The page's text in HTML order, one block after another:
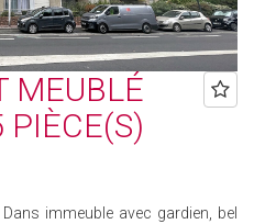
MEUBLÉ
PIÈCE(S)
immeuble avec gardien, bel